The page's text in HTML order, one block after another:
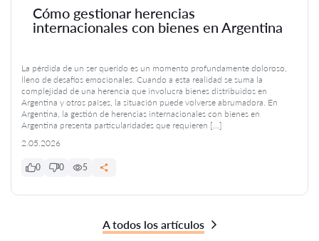
Cómo gestionar herencias
internacionales con bienes en Argentina
La pérdida de un ser querido es un momento profundamente doloroso,
lleno de desafíos emocionales. Cuando a esta realidad se suma la
complejidad de una herencia que involucra bienes distribuidos en
Argentina y otros países, la situación puede volverse abrumadora. En
Argentina, la gestión de herencias internacionales con bienes en
Argentina presenta particularidades que requieren […]
2.05.2026
0 0 5
A todos los artículos